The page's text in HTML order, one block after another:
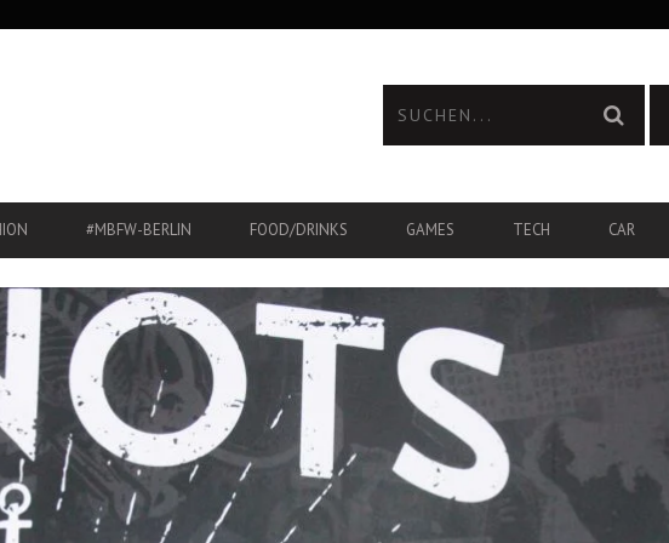
#MBFW-BERLIN FOOD/DRINKS GAMES TECH CAR